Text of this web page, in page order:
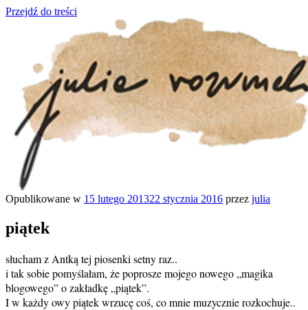
Przejdź do treści
Opublikowane w 15 lutego 201322 stycznia 2016 przez julia
piątek
słucham z Antką tej piosenki setny raz..
i tak sobie pomyślałam, że poprosze mojego nowego „magika
blogowego” o zakładkę „piątek”.
I w każdy owy piątek wrzucę coś, co mnie muzycznie rozkochuje..